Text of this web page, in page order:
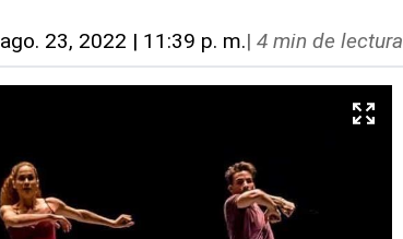
ago. 23, 2022 | 11:39 p. m.| 4 min de lectura